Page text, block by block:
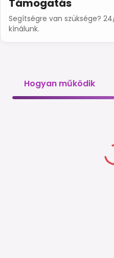
Segítségre van szüksége?
kínálunk.
Hogyan működik